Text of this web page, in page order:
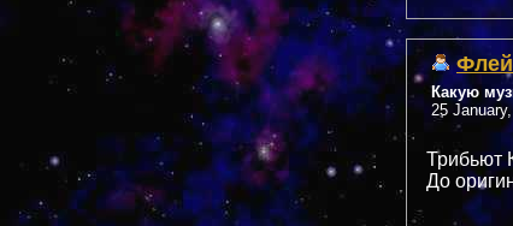
Какую
25
Трибьют
До